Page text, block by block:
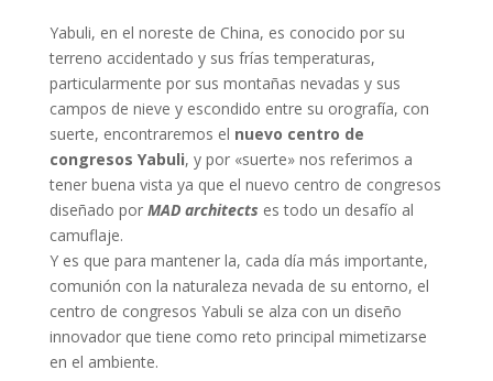
Yabuli, en el noreste de China, es conocido por su
terreno accidentado y sus frías temperaturas,
particularmente por sus montañas nevadas y sus
campos de nieve y escondido entre su orografía, con
suerte, encontraremos el nuevo centro de
congresos Yabuli, y por «suerte» nos referimos a
tener buena vista ya que el nuevo centro de congresos
diseñado por MAD architects es todo un desafío al
camuflaje.
Y es que para mantener la, cada día más importante,
comunión con la naturaleza nevada de su entorno, el
centro de congresos Yabuli se alza con un diseño
innovador que tiene como reto principal mimetizarse
en el ambiente.